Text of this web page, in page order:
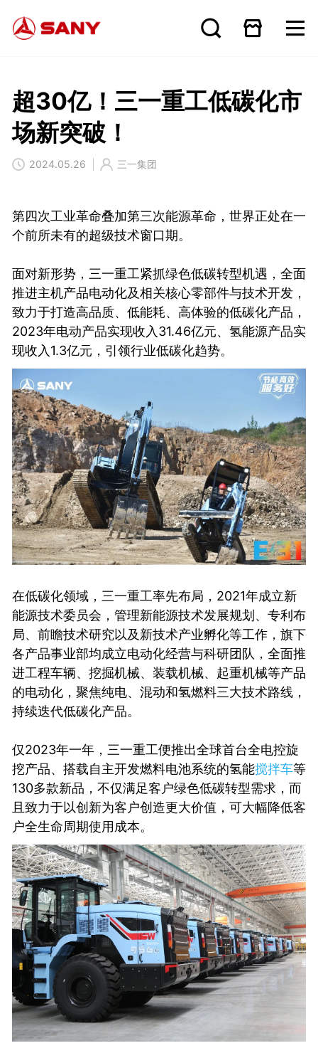
超30亿！三一重工低碳化市
场新突破！
2024.05.26 三一集团
第四次工业革命叠加第三次能源革命，世界正处在一
个前所未有的超级技术窗口期。
面对新形势，三一重工紧抓绿色低碳转型机遇，全面
推进主机产品电动化及相关核心零部件与技术开发，
致力于打造高品质、低能耗、高体验的低碳化产品，
2023年电动产品实现收入31.46亿元、氢能源产品实
现收入1.3亿元，引领行业低碳化趋势。
在低碳化领域，三一重工率先布局，2021年成立新
能源技术委员会，管理新能源技术发展规划、专利布
局、前瞻技术研究以及新技术产业孵化等工作，旗下
各产品事业部均成立电动化经营与科研团队，全面推
进工程车辆、挖掘机械、装载机械、起重机械等产品
的电动化，聚焦纯电、混动和氢燃料三大技术路线，
持续迭代低碳化产品。
仅2023年一年，三一重工便推出全球首台全电控旋
挖产品、搭载自主开发燃料电池系统的氢能搅拌车等
130多款新品，不仅满足客户绿色低碳转型需求，而
且致力于以创新为客户创造更大价值，可大幅降低客
户全生命周期使用成本。